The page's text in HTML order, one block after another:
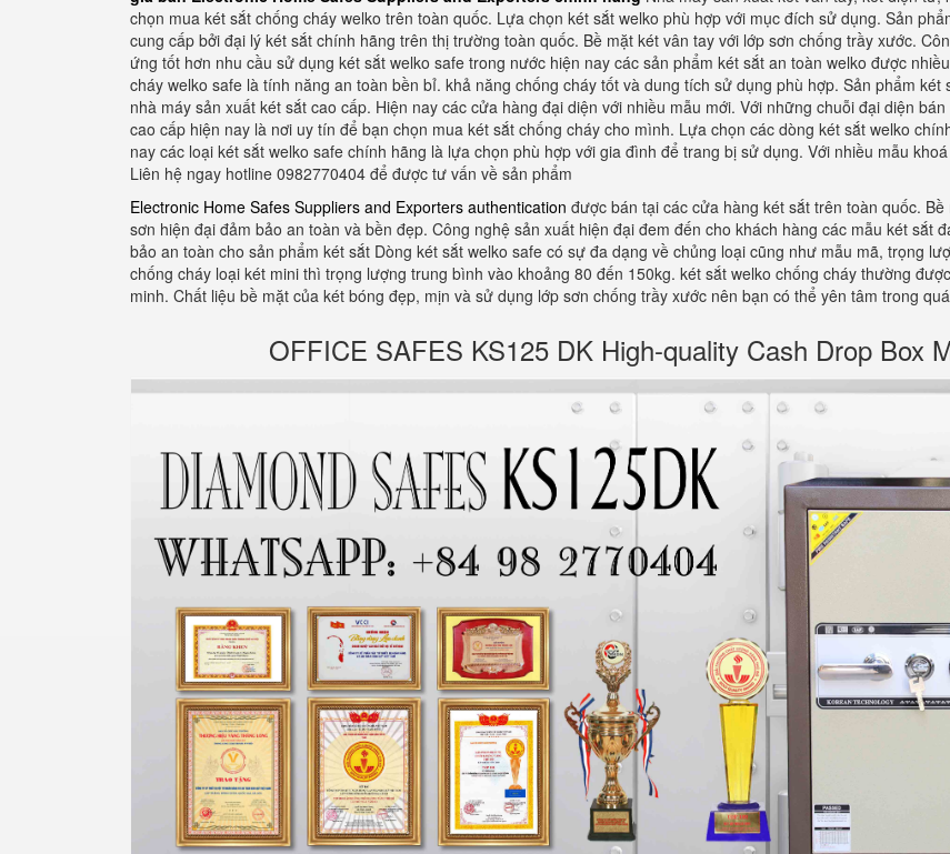
chọn mua két sắt chống cháy welko trên toàn quốc. Lựa chọn két sắt welko phù hợp với mục đích sử dụng. Sản
cung cấp bởi đại lý két sắt chính hãng trên thị trường toàn quốc. Bề mặt két vân tay với lớp sơn chống trầy xước.
ứng tốt hơn nhu cầu sử dụng két sắt welko safe trong nước hiện nay các sản phẩm két sắt an toàn welko được
cháy welko safe là tính năng an toàn bền bỉ. khả năng chống cháy tốt và dung tích sử dụng phù hợp. Sản phẩm
nhà máy sản xuất két sắt cao cấp. Hiện nay các cửa hàng đại diện với nhiều mẫu mới. Với những chuỗi đại diện
cao cấp hiện nay là nơi uy tín để bạn chọn mua két sắt chống cháy cho mình. Lựa chọn các dòng két sắt welko
nay các loại két sắt welko safe chính hãng là lựa chọn phù hợp với gia đình để trang bị sử dụng. Với nhiều mẫu
Liên hệ ngay hotline 0982770404 để được tư vấn về sản phẩm
Electronic Home Safes Suppliers and Exporters authentication được bán tại các cửa hàng két sắt trên toàn quốc.
sơn hiện đại đảm bảo an toàn và bền đẹp. Công nghệ sản xuất hiện đại đem đến cho khách hàng các mẫu két sắt
bảo an toàn cho sản phẩm két sắt Dòng két sắt welko safe có sự đa dạng về chủng loại cũng như mẫu mã, trọng
chống cháy loại két mini thì trọng lượng trung bình vào khoảng 80 đến 150kg. két sắt welko chống cháy thường
minh. Chất liệu bề mặt của két bóng đẹp, mịn và sử dụng lớp sơn chống trầy xước nên bạn có thể yên tâm trong
OFFICE SAFES KS125 DK High-quality Cash Drop Box